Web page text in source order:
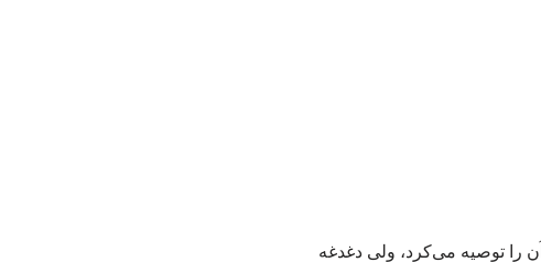
توصیه می‌کرد، ولی دغدغه